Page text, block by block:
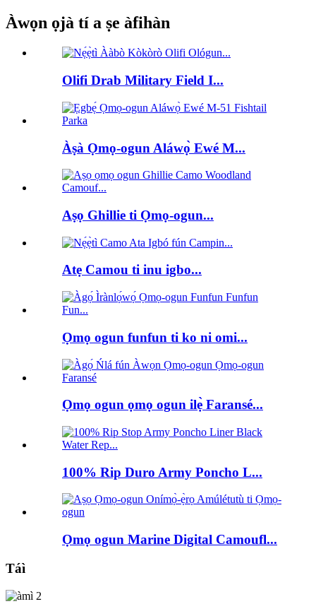
Àwọn ọjà tí a ṣe àfihàn
Olifi Drab Military Field I...
Àṣà Ọmọ-ogun Aláwọ̀ Ewé M...
Aṣọ Ghillie ti Ọmọ-ogun...
Atẹ Camou ti inu igbo...
Ọmọ ogun funfun ti ko ni omi...
Ọmọ ogun ọmọ ogun ilẹ̀ Faransé...
100% Rip Duro Army Poncho L...
Ọmọ ogun Marine Digital Camoufl...
Táì